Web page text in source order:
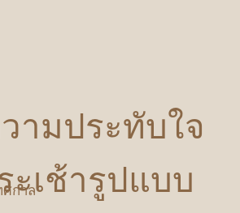
ศกาล
ามประทับใจ
ะเช้ารูปแบบ